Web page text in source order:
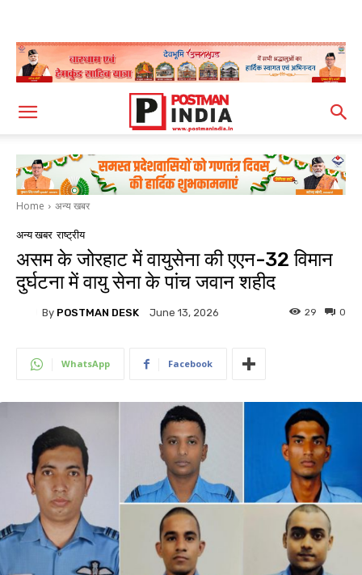
Home अन्य खबर
अन्य खबर राष्ट्रीय
असम के जोरहाट में वायुसेना की एएन-32 विमान
दुर्घटना में वायु सेना के पांच जवान शहीद
By POSTMAN DESK June 13, 2026 0
29
WhatsApp Facebook